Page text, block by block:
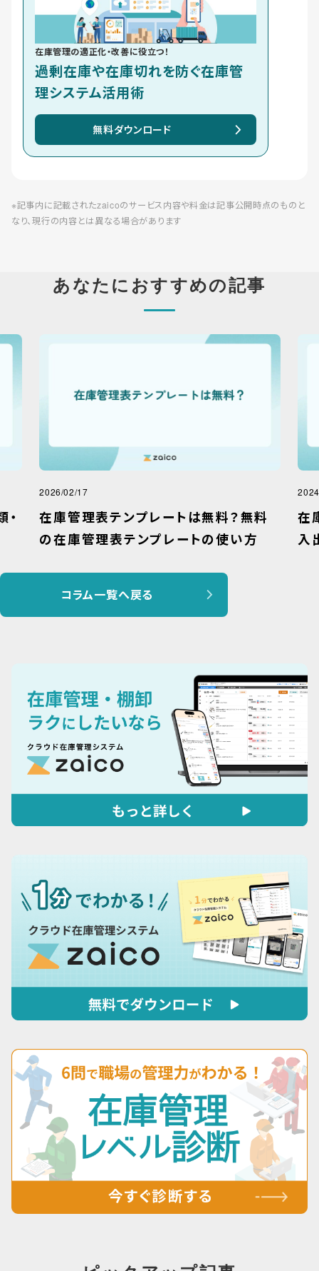
在庫管理の適正化・改善に役立つ！
過剰在庫や在庫切れを防ぐ在庫管
理システム活用術
無料ダウンロード
※記事内に記載されたzaicoのサービス内容や料金は記事公開時点のものと
なり、現行の内容とは異なる場合があります
あなたにおすすめの記事
2026/02/17
在庫管理表テンプレートは無料？無料
の在庫管理表テンプレートの使い方
在
入
コラム一覧へ戻る